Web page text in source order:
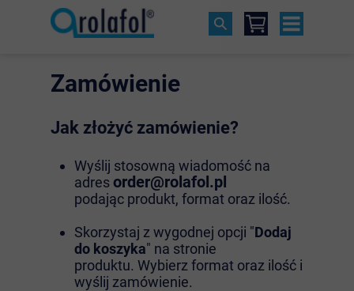
Zamówienie
Jak złożyć zamówienie?
Wyślij stosowną wiadomość na
adresorder@rolafol.pl
podając produkt, format oraz ilość.
Skorzystaj z wygodnej opcji "Dodaj
do koszyka" na stronie
produktu. Wybierz format oraz ilość i
wyślij zamówienie.